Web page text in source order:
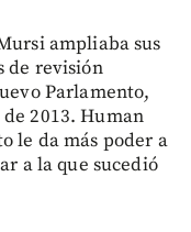
ampliaba sus
de revisión
Parlamento,
2013. Human
le da más poder a
a la que sucedió